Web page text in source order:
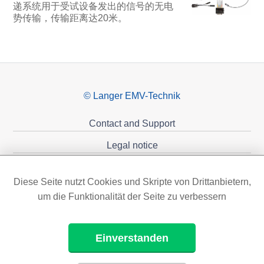
递系统用于受试设备发出的信号的无电
势传输，传输距离达20米。
© Langer EMV-Technik
Contact and Support
Legal notice
Diese Seite nutzt Cookies und Skripte von Drittanbietern,
um die Funktionalität der Seite zu verbessern
Einverstanden